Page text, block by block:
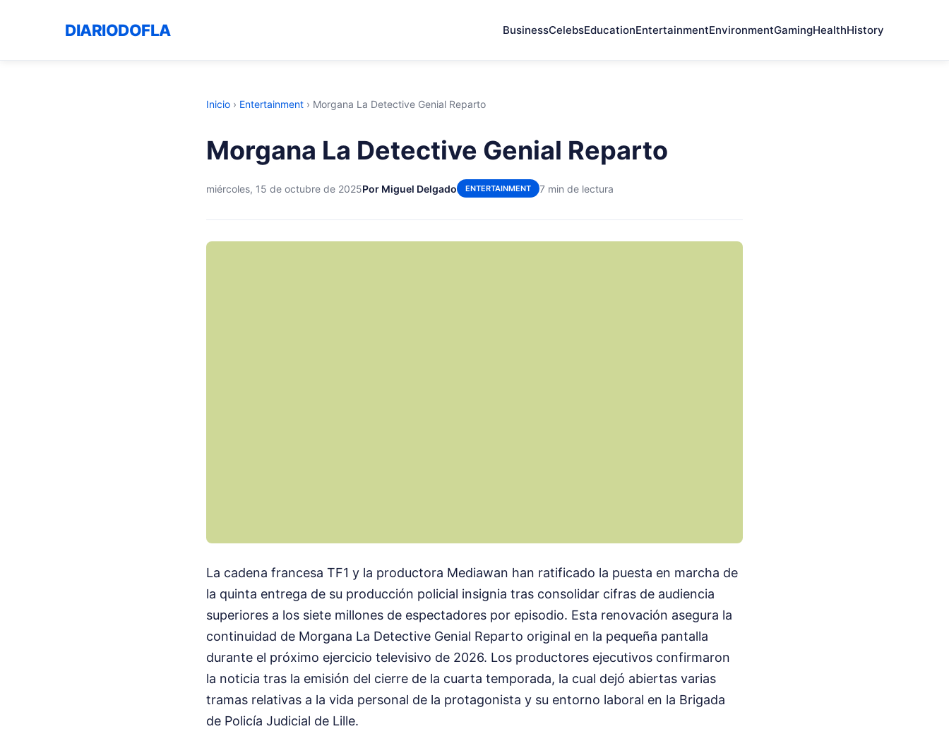
DIARIODOFLA BusinessCelebsEducationEntertainmentEnvironmentGamingHealthHistory
Inicio › Entertainment › Morgana La Detective Genial Reparto
Morgana La Detective Genial Reparto
miércoles, 15 de octubre de 2025Por Miguel Delgado ENTERTAINMENT 7 min de lectura
La cadena francesa TF1 y la productora Mediawan han ratificado la puesta en marcha de
la quinta entrega de su producción policial insignia tras consolidar cifras de audiencia
superiores a los siete millones de espectadores por episodio. Esta renovación asegura la
continuidad de Morgana La Detective Genial Reparto original en la pequeña pantalla
durante el próximo ejercicio televisivo de 2026. Los productores ejecutivos confirmaron
la noticia tras la emisión del cierre de la cuarta temporada, la cual dejó abiertas varias
tramas relativas a la vida personal de la protagonista y su entorno laboral en la Brigada
de Policía Judicial de Lille.